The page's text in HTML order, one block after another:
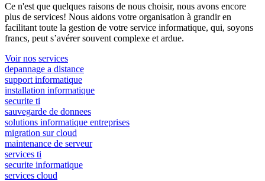
Ce n'est que quelques raisons de nous choisir, nous avons encore
plus de services! Nous aidons votre organisation à grandir en
facilitant toute la gestion de votre service informatique, qui, soyons
francs, peut s’avérer souvent complexe et ardue.
Voir nos services
depannage a distance
support informatique
installation informatique
securite ti
sauvegarde de donnees
solutions informatique entreprises
migration sur cloud
maintenance de serveur
services ti
securite informatique
services cloud